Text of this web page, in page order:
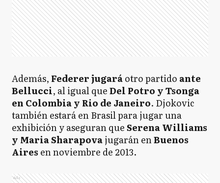
Además, Federer jugaráotro partido ante
Bellucci, al igual queDel Potro y Tsonga
en Colombia y Rio de Janeiro. Djokovic
también estará en Brasil para jugar una
exhibición y aseguran queSerena Williams
y Maria Sharapovajugarán enBuenos
Aires en noviembre de 2013.
Ads